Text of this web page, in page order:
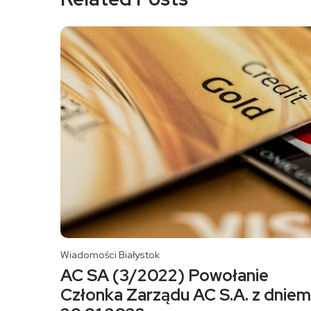
Wiadomości Białystok
AC SA (3/2022) Powołanie
Członka Zarządu AC S.A. z dniem